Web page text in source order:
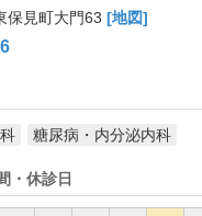
保見町大門63 [地図]
糖尿病・内分泌内科
・休診日